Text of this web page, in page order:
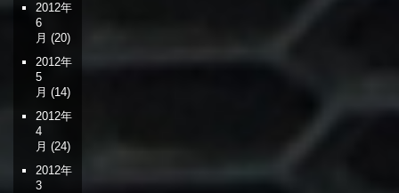
2012年
6
月 (20)
2012年
5
月 (14)
2012年
4
月 (24)
2012年
3